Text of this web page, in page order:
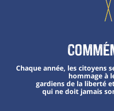
Chaque année, les citoyens
hommage à
gardiens de la liberté
qui ne doit jamais